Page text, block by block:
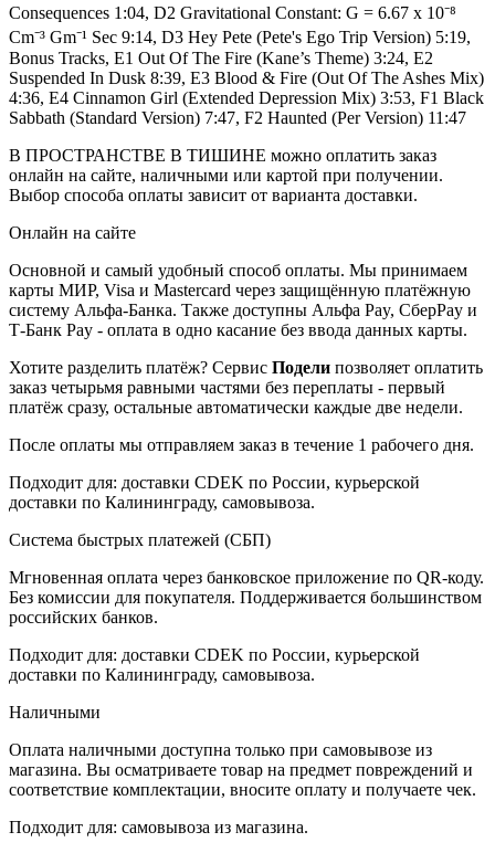
Consequences 1:04, D2 Gravitational Constant: G = 6.67 x 10⁻⁸
Cm⁻³ Gm⁻¹ Sec 9:14, D3 Hey Pete (Pete's Ego Trip Version) 5:19,
Bonus Tracks, E1 Out Of The Fire (Kane’s Theme) 3:24, E2
Suspended In Dusk 8:39, E3 Blood & Fire (Out Of The Ashes Mix)
4:36, E4 Cinnamon Girl (Extended Depression Mix) 3:53, F1 Black
Sabbath (Standard Version) 7:47, F2 Haunted (Per Version) 11:47
В ПРОСТРАНСТВЕ В ТИШИНЕ можно оплатить заказ
онлайн на сайте, наличными или картой при получении.
Выбор способа оплаты зависит от варианта доставки.
Онлайн на сайте
Основной и самый удобный способ оплаты. Мы принимаем
карты МИР, Visa и Mastercard через защищённую платёжную
систему Альфа-Банка. Также доступны Альфа Pay, СберPay и
Т-Банк Pay - оплата в одно касание без ввода данных карты.
Хотите разделить платёж? Сервис Подели позволяет оплатить
заказ четырьмя равными частями без переплаты - первый
платёж сразу, остальные автоматически каждые две недели.
После оплаты мы отправляем заказ в течение 1 рабочего дня.
Подходит для: доставки CDEK по России, курьерской
доставки по Калининграду, самовывоза.
Система быстрых платежей (СБП)
Мгновенная оплата через банковское приложение по QR-коду.
Без комиссии для покупателя. Поддерживается большинством
российских банков.
Подходит для: доставки CDEK по России, курьерской
доставки по Калининграду, самовывоза.
Наличными
Оплата наличными доступна только при самовывозе из
магазина. Вы осматриваете товар на предмет повреждений и
соответствие комплектации, вносите оплату и получаете чек.
Подходит для: самовывоза из магазина.